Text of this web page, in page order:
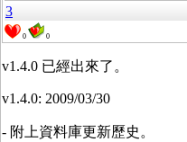
3
0 0
v1.4.0 已經出來了。
v1.4.0: 2009/03/30
- 附上資料庫更新歷史。